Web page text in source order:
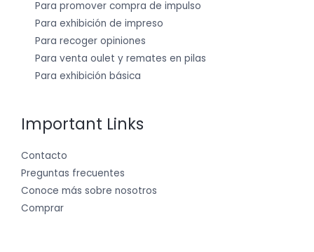
Para promover compra de impulso
Para exhibición de impreso
Para recoger opiniones
Para venta oulet y remates en pilas
Para exhibición básica
Important Links
Contacto
Preguntas frecuentes
Conoce más sobre nosotros
Comprar